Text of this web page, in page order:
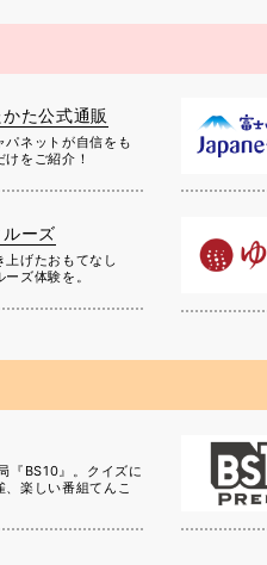
た公式通販
パネットが自信をも
をご紹介！
ーズ
上げたおもてなし
ズ体験を。
『BS10』。クイズに
、楽しい番組てんこ